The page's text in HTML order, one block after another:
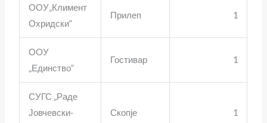
ООУ„Климент
Охридски“
Прилеп 1
ОOУ
„Единство“
Гостивар 1
СУГС „Раде
Јовчевски-
Скопје 1